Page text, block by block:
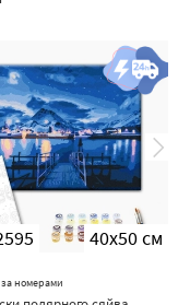
40x50 см
номерами